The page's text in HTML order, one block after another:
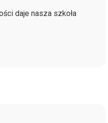
daje nasza szkoła